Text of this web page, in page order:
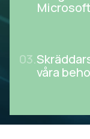
03.
våra